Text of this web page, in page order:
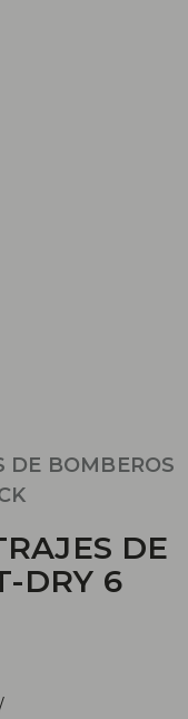
DE BOMBEROS
DE
DRY 6